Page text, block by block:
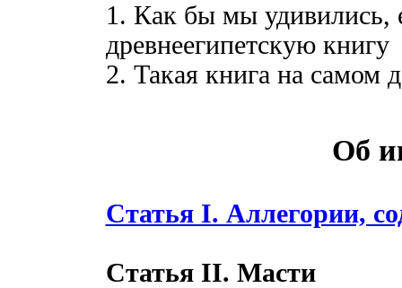
1. Как бы мы удивились,
древнеегипетскую книгу
2. Такая книга на самом
Об
Статья I. Аллегории,
Статья II. Масти